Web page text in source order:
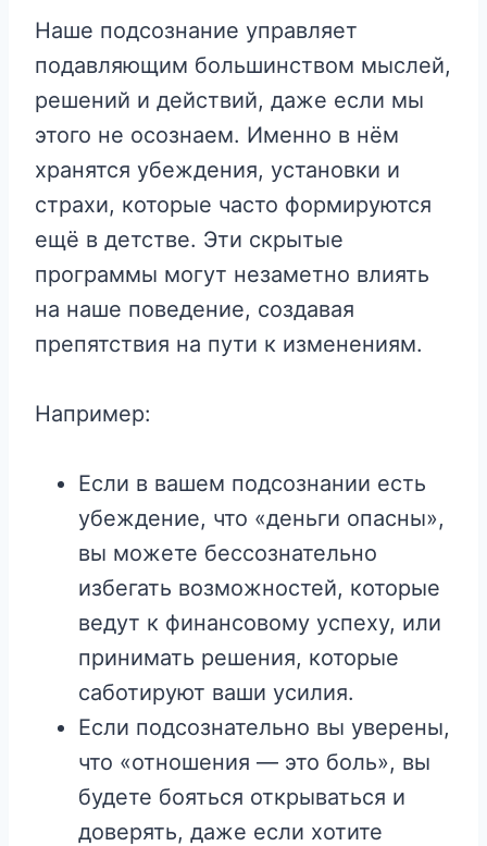
Наше подсознание управляет
подавляющим большинством мыслей,
решений и действий, даже если мы
этого не осознаем. Именно в нём
хранятся убеждения, установки и
страхи, которые часто формируются
ещё в детстве. Эти скрытые
программы могут незаметно влиять
на наше поведение, создавая
препятствия на пути к изменениям.
Например:
Если в вашем подсознании есть
убеждение, что «деньги опасны»,
вы можете бессознательно
избегать возможностей, которые
ведут к финансовому успеху, или
принимать решения, которые
саботируют ваши усилия.
Если подсознательно вы уверены,
что «отношения — это боль», вы
будете бояться открываться и
доверять, даже если хотите